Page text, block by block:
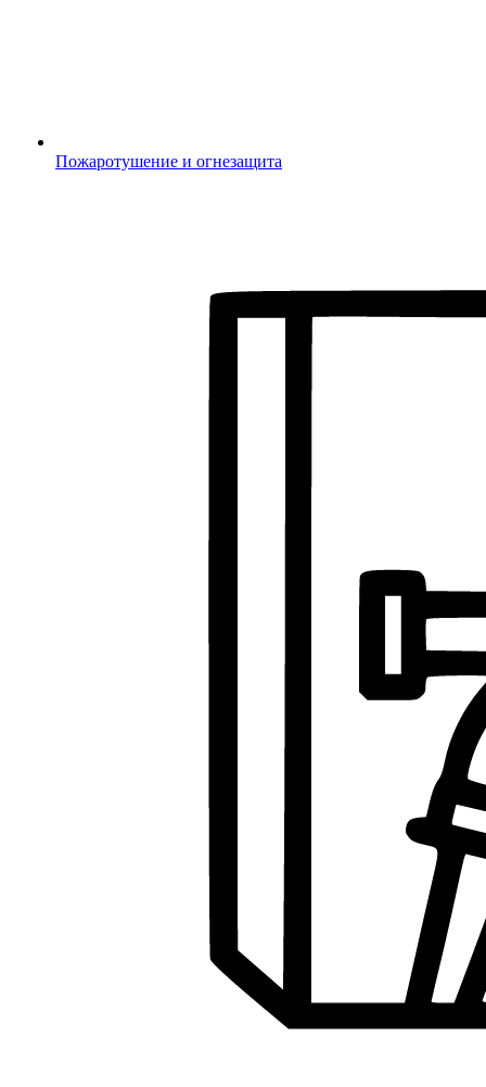
Пожаротушение и огнезащита